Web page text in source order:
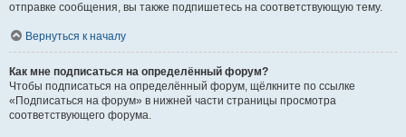
отправке сообщения, вы также подпишетесь на соответствующую тему.
Вернуться к началу
Как мне подписаться на определённый форум?
Чтобы подписаться на определённый форум, щёлкните по ссылке
«Подписаться на форум» в нижней части страницы просмотра
соответствующего форума.